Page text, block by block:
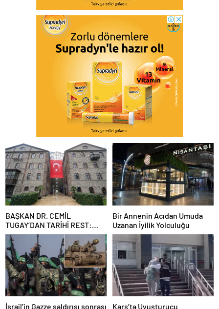
BAŞKAN DR. CEMİL
TUGAY’DAN TARİHİ REST:
“İZMİR’İN MALINA
ÇÖKTÜRMEM, HALKIN
HAKKINI KİMSEYE
YEDİRMEM!”
Bir Annenin Acıdan Umuda
Uzanan İyilik Yolculuğu
İsrail’in Gazze saldırısı sonrası Kars’ta Uyuşturucu